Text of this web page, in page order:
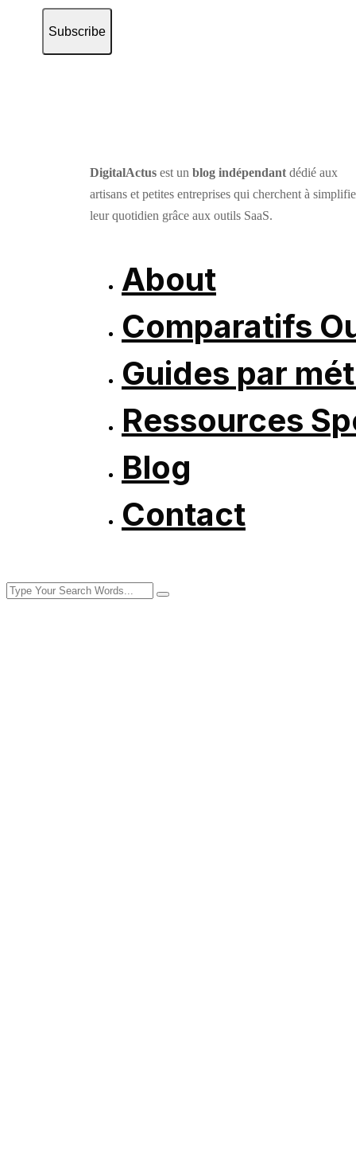
Subscribe
DigitalActus est un blog indépendant dédié aux
artisans et petites entreprises qui cherchent à
leur quotidien grâce aux outils SaaS.
About
Comparatifs
Guides par
Ressources
Blog
Contact